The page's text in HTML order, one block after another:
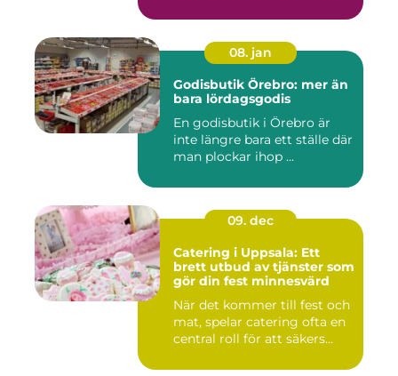
08. jan
Godisbutik Örebro: mer än
bara lördagsgodis
En godisbutik i Örebro är
inte längre bara ett ställe där
man plockar ihop ...
09. dec
Catering i Uppsala: Ett
brett utbud av tjänster som
gör din fest minnesvärd
När det kommer till fest och
mat, spelar catering ofta en
central roll för att säkers...